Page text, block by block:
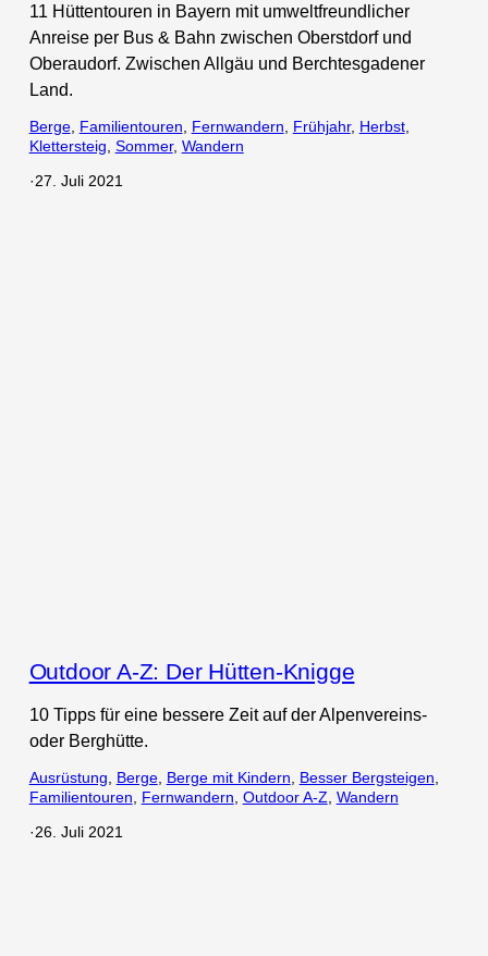
11 Hüttentouren in Bayern mit umweltfreundlicher
Anreise per Bus & Bahn zwischen Oberstdorf und
Oberaudorf. Zwischen Allgäu und Berchtesgadener
Land.
Berge, Familientouren Fernwandern Frühjahr, Herbst
Klettersteig Sommer, Wandern
·27. Juli 2021
Outdoor A-Z: Der Hütten-Knigge
10 Tipps für eine bessere Zeit auf der Alpenvereins-
oder Berghütte.
Ausrüstung Berge, Berge mit Kindern Besser Bergsteigen
Familientouren
Fernwandern Outdoor A-Z Wandern
·26. Juli 2021